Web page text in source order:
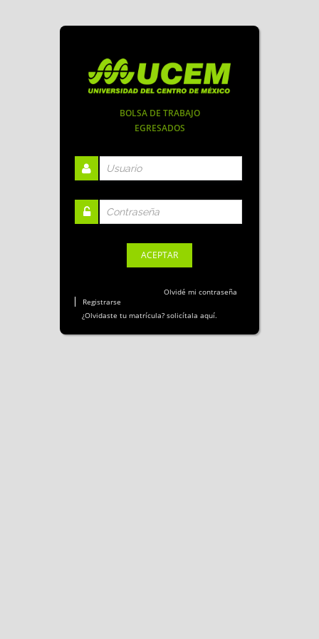
BOLSA DE TRABAJO
EGRESADOS
Olvidé mi contraseña
Registrarse
¿Olvidaste tu matrícula? solicítala aquí.